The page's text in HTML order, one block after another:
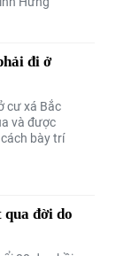
đi ở
cư xá Bắc
và được
bày trí
đời do